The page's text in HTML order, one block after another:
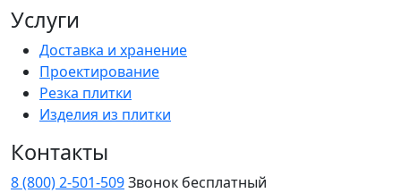
Услуги
Доставка и хранение
Проектирование
Резка плитки
Изделия из плитки
Контакты
8 (800) 2-501-509Звонок бесплатный